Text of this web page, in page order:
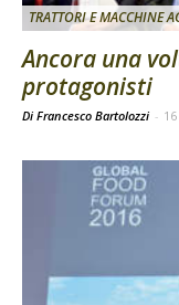
TRATTORI E MACCHINE
Ancora una
protagonisti
Di Francesco Bartolozzi -